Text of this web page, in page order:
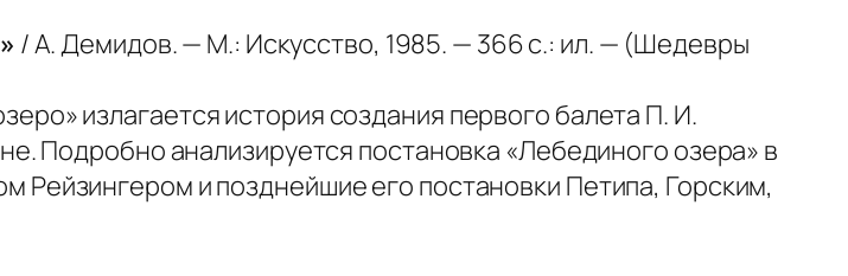
/ А. Демидов. — М.: Искусство, 1985. — 366 с.: ил. — (Шедевры
излагается история создания первого балета П. И.
Подробно анализируется постановка «Лебединого озера» в
Рейзингером и позднейшие его постановки Петипа, Горским,